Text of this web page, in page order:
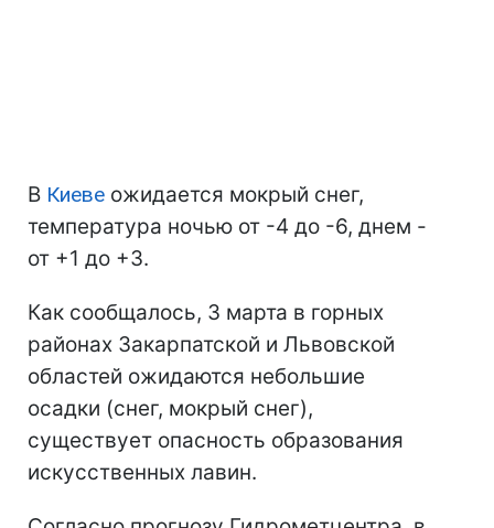
В Киеве ожидается мокрый снег,
температура ночью от -4 до -6, днем -
от +1 до +3.
Как сообщалось, 3 марта в горных
районах Закарпатской и Львовской
областей ожидаются небольшие
осадки (снег, мокрый снег),
существует опасность образования
искусственных лавин.